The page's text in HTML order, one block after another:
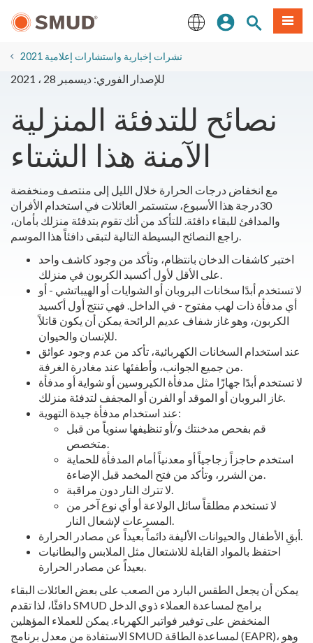
إلى
الرئيسي
تسجيل الدخول
بحث الموقع
طعام
2021 نشرات إخبارية واستشارات إعلامية
للإصدار الفوري: ديسمبر 28 ، 2021
نصائح للتدفئة المنزلية
الآمنة هذا الشتاء
مع انخفاض درجات الحرارة خلال الليل إلى منتصف ومنخفضة
30درجة هذا الأسبوع، ستستمر العائلات في استخدام الأفران
والمدافئ للبقاء دافئة. للتأكد من أنك تقوم بتدفئة منزلك بأمان،
راجع النصائح البسيطة التالية لتبقى دافئاً هذا الموسم.
اختبر كاشفات الدخان بانتظام، وتأكد من وجود كاشف واحد
على الأقل لأول أكسيد الكربون في منزلك.
لا تستخدم أبدًا سخانات البروبان أو الشوايات أو الهيباتشي - أو
أي مدفأة ذات لهب مفتوح - في الداخل. فهي تنتج أول أكسيد
الكربون، وهو غاز شفاف عديم الرائحة يمكن أن يكون قاتلاً
للإنسان والحيوان.
عند استخدام السخانات الكهربائية، تأكد من عدم وجود عوائق
من جميع الجوانب، وأطفئها عند مغادرة الغرفة.
لا تستخدم أبدًا جهازًا مثل مدفأة الكيروسين أو شواية أو مدفأة
غاز البروبان أو الموقد أو الفرن أو المجفف لتدفئة منزلك.
عند استخدام مدفأة جيدة التهوية:
قم بفحص مدخنتك و/أو تنظيفها سنوياً من قبل
متخصص.
استخدم حاجزاً زجاجياً أو معدنياً أمام المدفأة للحماية
من الشرر، وتأكد من فتح المخمد قبل الإضاءة.
لا تترك النار دون مراقبة.
لا تستخدم مطلقاً سائل الولاعة أو أي نوع آخر من
المسرعات لإشعال النار.
أبقِ الأطفال والحيوانات الأليفة دائماً بعيداً عن مصادر الحرارة.
احتفظ بالمواد القابلة للاشتعال مثل الملابس والبطانيات
بعيداً عن مصادر الحرارة.
يمكن أن يجعل الطقس البارد من الصعب على بعض العائلات البقاء
دافئًا، لذا تقدم SMUD برامج لمساعدة العملاء ذوي الدخل
المنخفض على توفير فواتير الكهرباء. يمكن للعملاء المؤهلين
الاستفادة من معدل برنامج SMUD لمساعدة الطاقة (EAPR)، وهو